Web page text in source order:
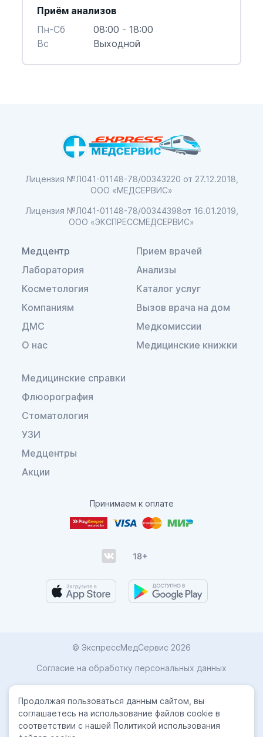
Приём анализов
Пн-Cб
08:00 - 18:00
Вс
Выходной
Лицензия №Л041-01148-78/00343220 от 27.12.2018,
ООО «МЕДСЕРВИС»
Лицензия №Л041-01148-78/00344398от 16.01.2019,
ООО «ЭКСПРЕССМЕДСЕРВИС»
Медцентр
Лаборатория
Косметология
Компаниям
ДМС
О нас
Прием врачей
Анализы
Каталог услуг
Вызов врача на дом
Медкомиссии
Медицинские книжки
Медицинские справки
Флюорография
Стоматология
УЗИ
Медцентры
Акции
Принимаем к оплате
© ЭкспрессМедСервис 2026
Согласие на обработку персональных данных
Карта сайта
Политика конфиденциальности
Лицензиии
Продолжая пользоваться данным сайтом, вы
соглашаетесь на использование файлов cookie в
соответствии с нашей Политикой использования